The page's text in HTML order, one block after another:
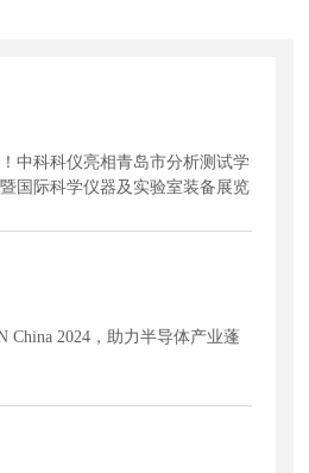
中科科仪亮相青岛市分析测试学
国际科学仪器及实验室装备展览
China 2024，助力半导体产业蓬